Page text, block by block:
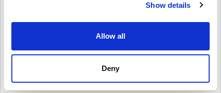
Show details
Allow all
Deny
Cartel PSN Card PSN 50 EUR - PlayStation
libertatea de a cumpăra jocuri, abonamente și divertisment în
PlayStation Network Finlanda acum de pe Livecards.net și începeți